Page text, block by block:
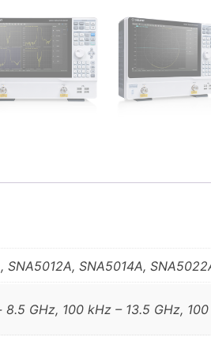
SNA5012A, SNA5014A,
GHz, 100 kHz – 13.5 GHz,